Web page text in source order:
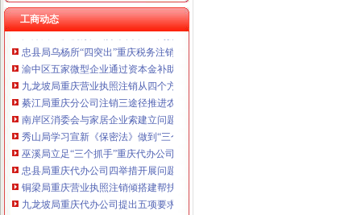
工商动态
江北局重庆公司注销华新所创新形式丰富载体深入开展创先争优活动
江津局重庆税务注销以四个注重为抓手大力发展微型企业
忠县局乌杨所“四突出”重庆税务注销加校园周边环境整
渝中区五家微型企业通过资本金补助评审
九龙坡局重庆营业执照注销从四个方面下功夫推进廉政风险防范管理工作
綦江局重庆分公司注销三途径推进农村经纪人培训工作
南岸区消委会与家居企业索建立问题家居先行赔偿机制
秀山局学习宣新《保密法》做到“三个结合”重庆代办公司
巫溪局立足“三个抓手”重庆代办公司提升干部职工精气
忠县局重庆代办公司四举措开展问题食品清查
铜梁局重庆营业执照注销倾搭建帮扶平台破解养殖户销售难题
九龙坡局重庆代办公司提出五项要求部署保护台湾水果工作
全市重庆营业执照注销工商系统2009年新录用公务员及转干部第二期培训班圆